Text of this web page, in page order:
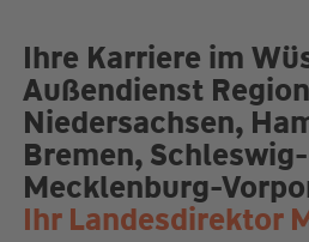
Ihre Karriere im
Außendienst
Niedersachsen,
Bremen,
Mecklenburg-
Ihr Landesdirektor